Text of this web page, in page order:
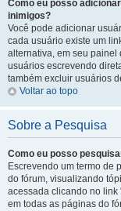
Como eu posso
inimigos?
Você pode adicionar
cada usuário existe um
alternativa, em seu
usuários escrevendo
também excluir usuários
Voltar ao topo
Sobre a Pesquisa
Como eu posso
Escrevendo um termo de
do fórum, visualizando
acessada clicando no link
em todas as páginas do